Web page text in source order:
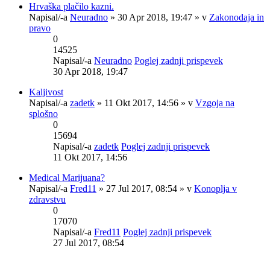
Hrvaška plačilo kazni.
Napisal/-a Neuradno » 30 Apr 2018, 19:47 » v Zakonodaja in
pravo
0
14525
Napisal/-a Neuradno Poglej zadnji prispevek
30 Apr 2018, 19:47
Kaljivost
Napisal/-a zadetk » 11 Okt 2017, 14:56 » v Vzgoja na
splošno
0
15694
Napisal/-a zadetk Poglej zadnji prispevek
11 Okt 2017, 14:56
Medical Marijuana?
Napisal/-a Fred11 » 27 Jul 2017, 08:54 » v Konoplja v
zdravstvu
0
17070
Napisal/-a Fred11 Poglej zadnji prispevek
27 Jul 2017, 08:54